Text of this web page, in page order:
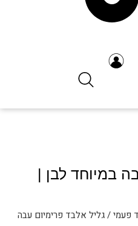
במיוחד לבן |
/ גליל אלבד פרימיום עבה